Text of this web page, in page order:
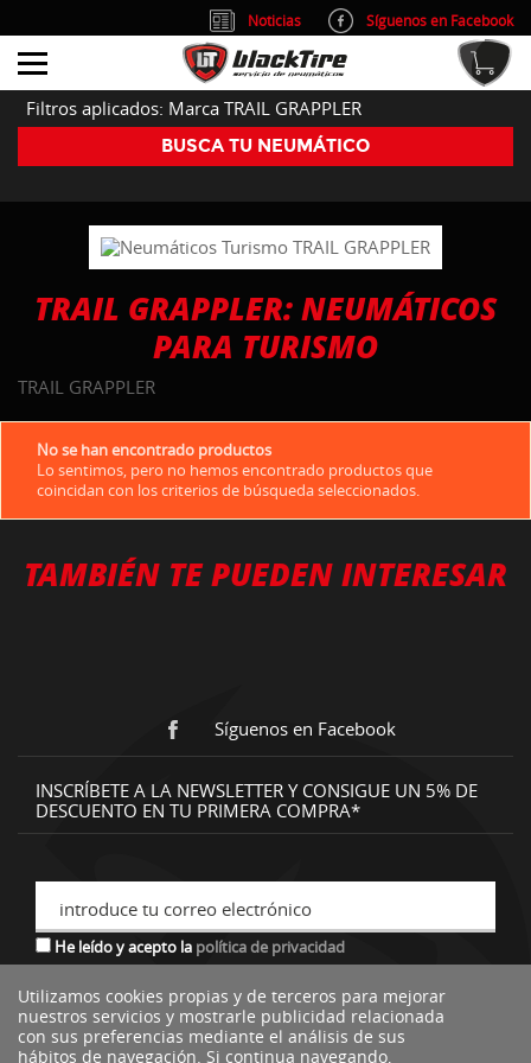
Filtros aplicados: Marca TRAIL GRAPPLER
BUSCA TU NEUMÁTICO
TRAIL GRAPPLER: NEUMÁTICOS
PARA TURISMO
TRAIL GRAPPLER
No se han encontrado productos
Lo sentimos, pero no hemos encontrado productos que
coincidan con los criterios de búsqueda seleccionados.
TAMBIÉN TE PUEDEN INTERESAR
Síguenos en Facebook
INSCRÍBETE A LA NEWSLETTER Y CONSIGUE UN 5% DE
DESCUENTO EN TU PRIMERA COMPRA*
introduce tu correo electrónico
He leído y acepto la política de privacidad
*descuento no acumulable a otras ofertas o promociones.
Utilizamos cookies propias y de terceros para mejorar
nuestros servicios y mostrarle publicidad relacionada
con sus preferencias mediante el análisis de sus
hábitos de navegación. Si continua navegando,
Noticias
Síguenos en Facebook
info@blacktire.es
914 353 309
Atención al cliente: L/V 9:00-14:00 y 15:00-19:00